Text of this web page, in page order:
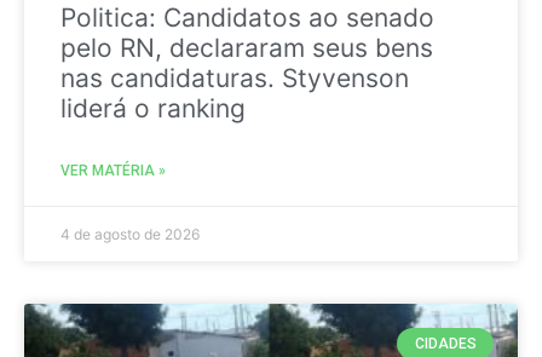
Politica: Candidatos ao senado
pelo RN, declararam seus bens
nas candidaturas. Styvenson
liderá o ranking
VER MATÉRIA »
4 de agosto de 2026
CIDADES